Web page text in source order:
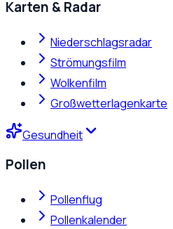
Karten & Radar
Niederschlagsradar
Strömungsfilm
Wolkenfilm
Großwetterlagenkarte
Gesundheit
Pollen
Pollenflug
Pollenkalender